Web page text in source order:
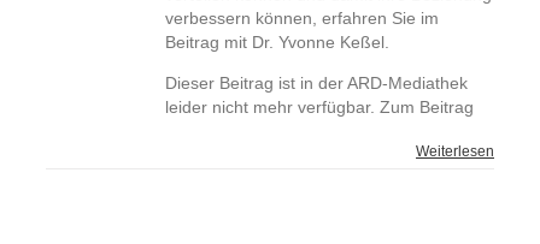
verbessern können, erfahren Sie im
Beitrag mit Dr. Yvonne Keßel.
Dieser Beitrag ist in der ARD-Mediathek
leider nicht mehr verfügbar. Zum Beitrag
Weiterlesen